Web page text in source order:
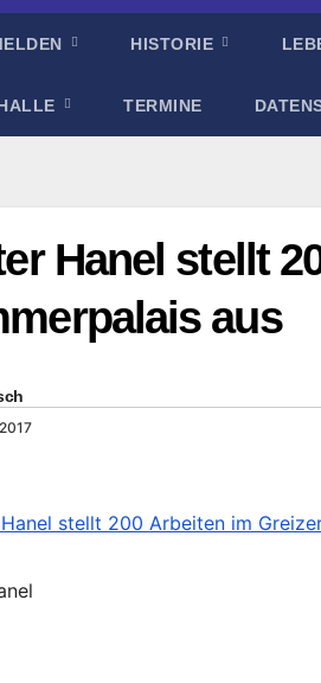
HISTORIE
TERMINE
Hanel stellt
aus